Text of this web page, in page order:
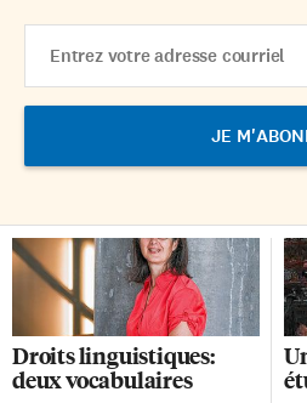
Address
Droits linguistiques:
deux vocabulaires